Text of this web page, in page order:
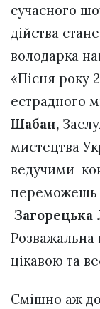
сучасного
дійства стане
володарка
«Пісня року
естрадного
Шабан,
мистецтва
ведучими
переможешь
Розважальна
цікавою та
Смішно аж до